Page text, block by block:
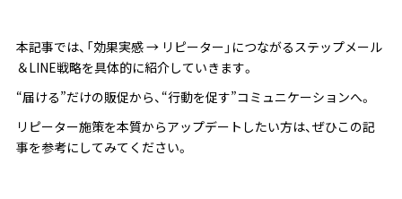
本記事では、「効果実感 → リピーター」につながるステップメール
＆LINE戦略を具体的に紹介していきます。
“届ける”だけの販促から、“行動を促す”コミュニケーションへ。
リピーター施策を本質からアップデートしたい方は、ぜひこの記
事を参考にしてみてください。